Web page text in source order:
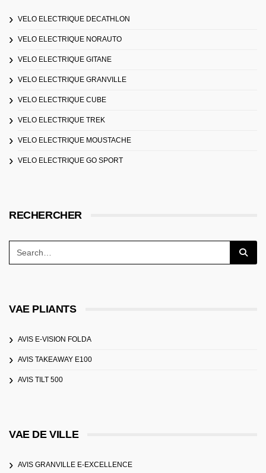
VELO ELECTRIQUE DECATHLON
VELO ELECTRIQUE NORAUTO
VELO ELECTRIQUE GITANE
VELO ELECTRIQUE GRANVILLE
VELO ELECTRIQUE CUBE
VELO ELECTRIQUE TREK
VELO ELECTRIQUE MOUSTACHE
VELO ELECTRIQUE GO SPORT
RECHERCHER
VAE PLIANTS
AVIS E-VISION FOLDA
AVIS TAKEAWAY E100
AVIS TILT 500
VAE DE VILLE
AVIS GRANVILLE E-EXCELLENCE